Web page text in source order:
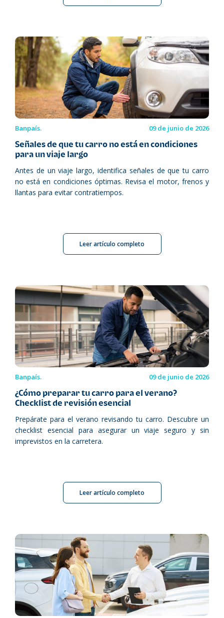
Banpaís. 09 de junio de 2026
Señales de que tu carro no está en condiciones
para un viaje largo
Antes de un viaje largo, identifica señales de que tu carro
no está en condiciones óptimas. Revisa el motor, frenos y
llantas para evitar contratiempos.
Leer artículo completo
Banpaís. 09 de junio de 2026
¿Cómo preparar tu carro para el verano?
Checklist de revisión esencial
Prepárate para el verano revisando tu carro. Descubre un
checklist esencial para asegurar un viaje seguro y sin
imprevistos en la carretera.
Leer artículo completo